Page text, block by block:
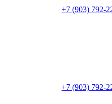
+7 (903) 792-
+7 (903) 792-